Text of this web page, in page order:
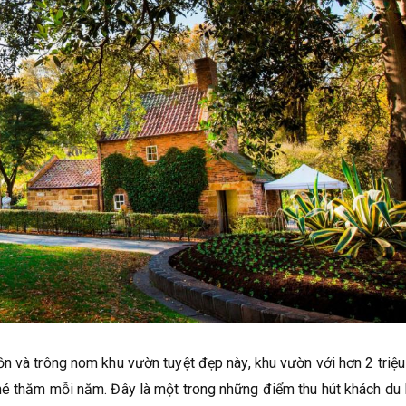
và trông nom khu vườn tuyệt đẹp này, khu vườn với hơn 2
thăm mỗi năm. Đây là một trong những điểm thu hút khách du